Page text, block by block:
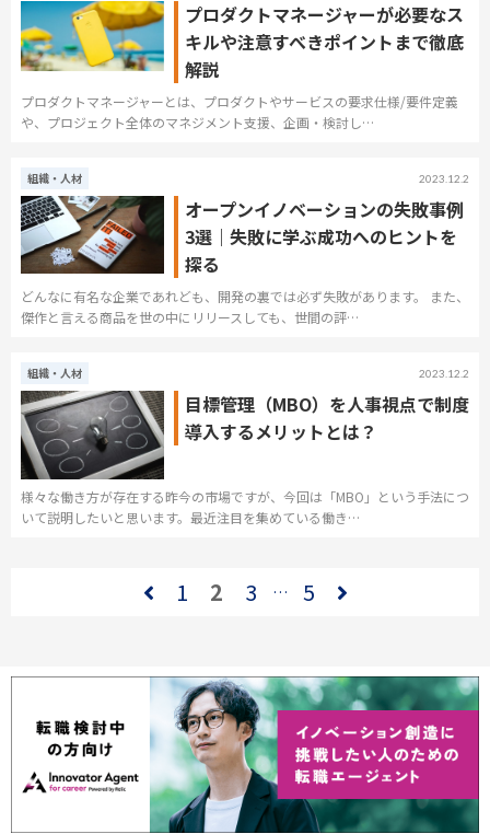
プロダクトマネージャーが必要なス
キルや注意すべきポイントまで徹底
解説
プロダクトマネージャーとは、プロダクトやサービスの要求仕様/要件定義
や、プロジェクト全体のマネジメント支援、企画・検討し…
組織・人材 2023.12.2
オープンイノベーションの失敗事例
3選｜失敗に学ぶ成功へのヒントを
探る
どんなに有名な企業であれども、開発の裏では必ず失敗があります。 また、
傑作と言える商品を世の中にリリースしても、世間の評…
組織・人材 2023.12.2
目標管理（MBO）を人事視点で制度
導入するメリットとは？
様々な働き方が存在する昨今の市場ですが、今回は「MBO」という手法につ
いて説明したいと思います。最近注目を集めている働き…
1 2 3 … 5